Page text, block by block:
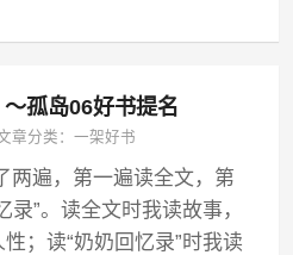
～孤岛06好书提名
章分类：一架好书
两遍，第一遍读全文，第
录”。读全文时我读故事，
；读“奶奶回忆录”时我读